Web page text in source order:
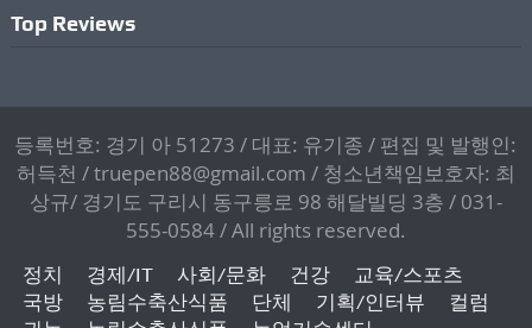
Top Reviews
등록번호: 경기 아 51273 / 대표: 유기종 / 편집 및 발행인:
허득천 / truepen88@gmail.com / 청소년책임보호자: 최
상규/ 경기도 구리시 동구릉로 98 해달빌딩 3층 / 031-
555-0584 / All rights reserved.
정치 경제/IT 사회/문화 건강
교육/스포츠
국방
농림수축산식품 단체 기획/인터뷰
컬럼